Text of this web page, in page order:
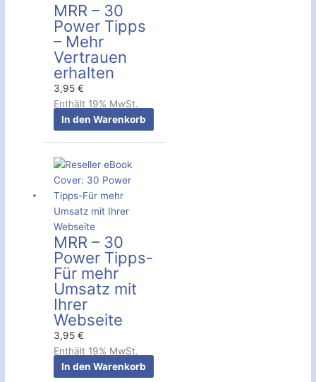
MRR – 30
Power Tipps
– Mehr
Vertrauen
erhalten
3,95 €
Enthält 19% MwSt.
In den Warenkorb
MRR – 30
Power Tipps-
Für mehr
Umsatz mit
Ihrer
Webseite
3,95 €
Enthält 19% MwSt.
In den Warenkorb